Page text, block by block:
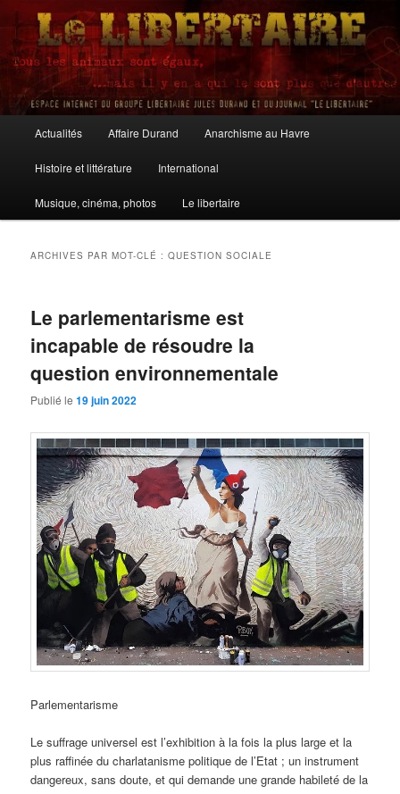
Aller
contenu
principal
Aller
contenu
secondaire
Le Libertaire
principal
Actualités Affaire Durand Anarchisme au Havre
Histoire et littérature International
Musique, cinéma, photos Le libertaire
ARCHIVES PAR MOT-CLÉ :QUESTION SOCIALE
Le parlementarisme est
incapable de résoudre la
question environnementale
Publié le19 juin 2022
Parlementarisme
Le suffrage universel est l’exhibition à la fois la plus large et la
plus raffinée du charlatanisme politique de l’Etat ; un instrument
dangereux, sans doute, et qui demande une grande habileté de la